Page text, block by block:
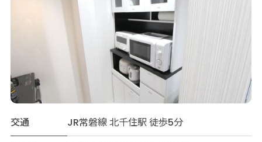
交通
JR常磐線 北千住駅 徒歩5分